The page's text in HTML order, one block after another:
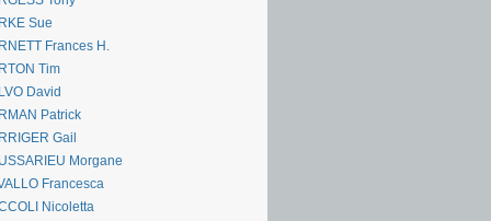
Sue
Frances H.
Tim
David
Patrick
Gail
Morgane
Francesca
Nicoletta